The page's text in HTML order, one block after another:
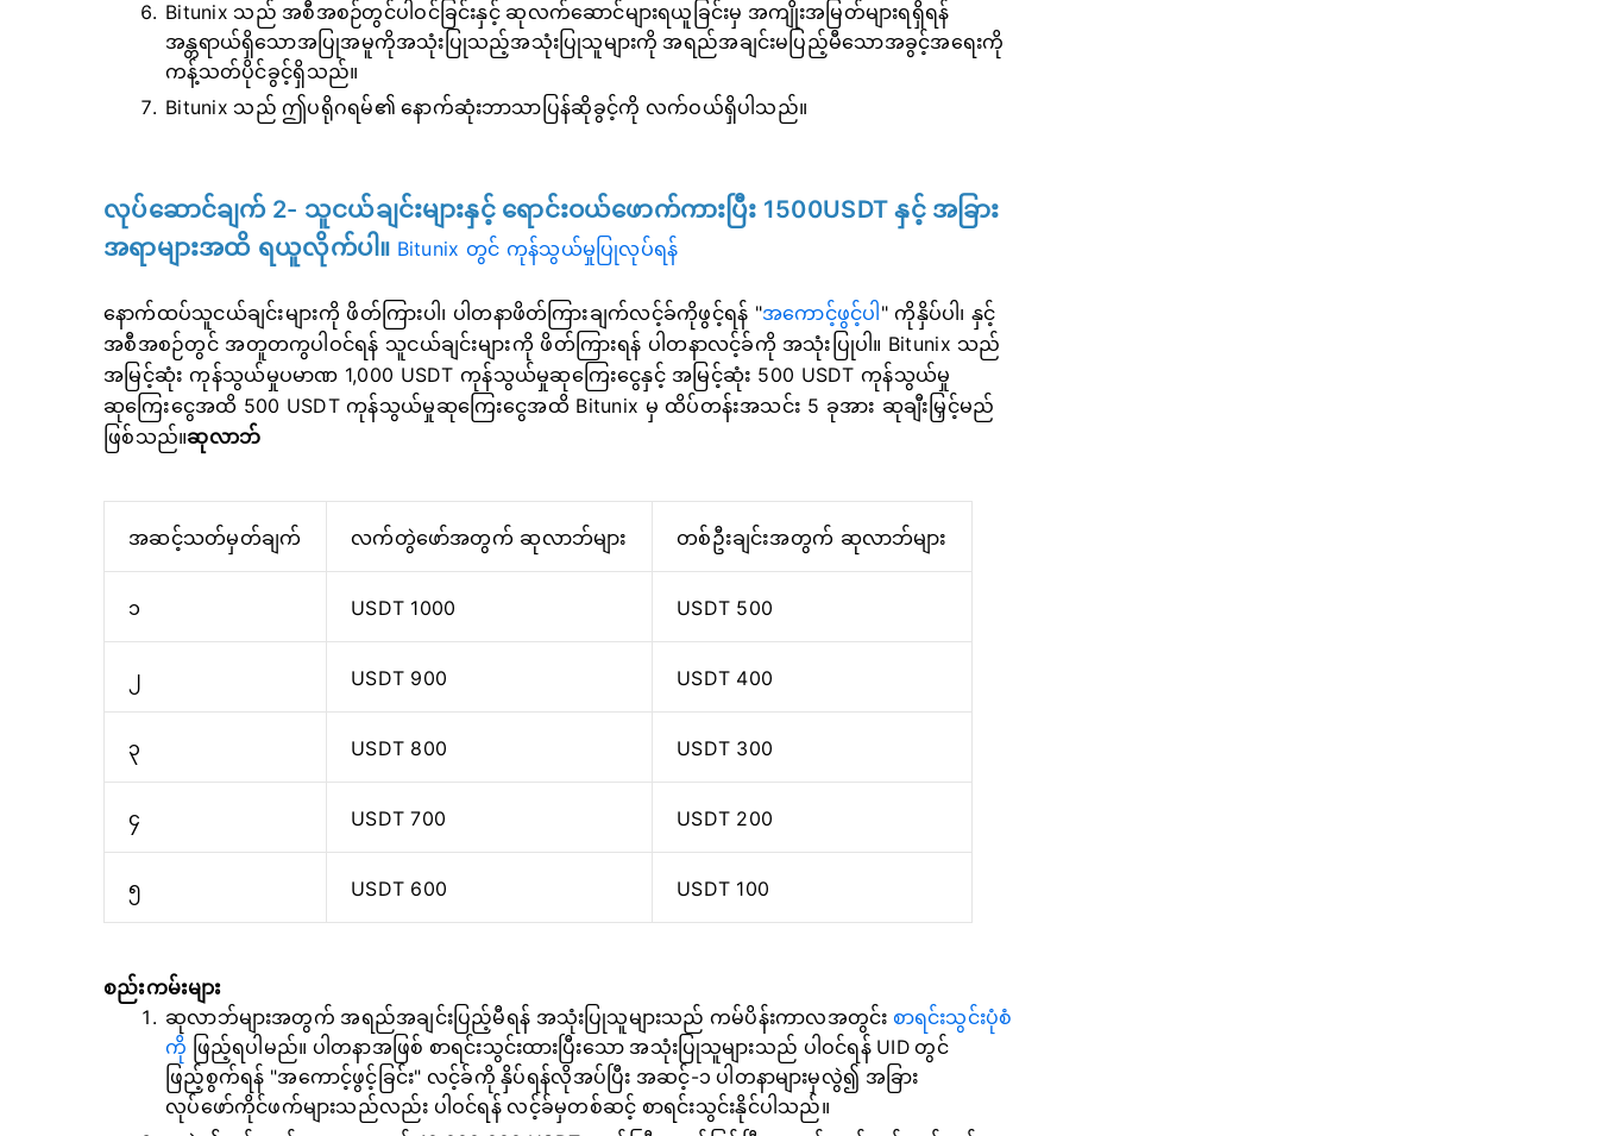
Bitunix သည် အစီအစဉ်တွင်ပါဝင်ခြင်းနှင့် ဆုလက်ဆောင်များရယူခြင်းမှ အကျိုးအမြတ်များရရှိရန်
အန္တရာယ်ရှိသောအပြုအမူကိုအသုံးပြုသည့်အသုံးပြုသူများကို အရည်အချင်းမပြည့်မီသောအခွင့်အရေးကို
ကန့်သတ်ပိုင်ခွင့်ရှိသည်။
Bitunix သည် ဤပရိုဂရမ်၏ နောက်ဆုံးဘာသာပြန်ဆိုခွင့်ကို လက်ဝယ်ရှိပါသည်။
လုပ်ဆောင်ချက် 2- သူငယ်ချင်းများနှင့် ရောင်းဝယ်ဖောက်ကားပြီး 1500USDT နှင့် အခြား
အရာများအထိ ရယူလိုက်ပါ။ Bitunix တွင် ကုန်သွယ်မှုပြုလုပ်ရန်
နောက်ထပ်သူငယ်ချင်းများကို ဖိတ်ကြားပါ ၊ ပါတနာဖိတ်ကြားချက်လင့်ခ်ကိုဖွင့်ရန် "အကောင့်ဖွင့်ပါ " ကိုနှိပ်ပါ၊ နှင့်
အစီအစဉ်တွင် အတူတကွပါဝင်ရန် သူငယ်ချင်းများကို ဖိတ်ကြားရန် ပါတနာလင့်ခ်ကို အသုံးပြုပါ။ Bitunix သည်
အမြင့်ဆုံး ကုန်သွယ်မှုပမာဏ 1,000 USDT ကုန်သွယ်မှုဆုကြေးငွေနှင့် အမြင့်ဆုံး 500 USDT ကုန်သွယ်မှု
ဆုကြေးငွေအထိ 500 USDT ကုန်သွယ်မှုဆုကြေးငွေအထိ Bitunix မှ ထိပ်တန်းအသင်း 5 ခုအား ဆုချီးမြှင့်မည်
ဖြစ်သည်။ဆုလာဘ်
အဆင့်သတ်မှတ်ချက် လက်တွဲဖော်အတွက် ဆုလာဘ်များ တစ်ဦးချင်းအတွက် ဆုလာဘ်များ
၁ USDT 1000 USDT 500
၂ USDT 900 USDT 400
၃ USDT 800 USDT 300
၄ USDT 700 USDT 200
၅ USDT 600 USDT 100
စည်းကမ်းများ
ဆုလာဘ်များအတွက် အရည်အချင်းပြည့်မီရန် အသုံးပြုသူများသည် ကမ်ပိန်းကာလအတွင်း စာရင်းသွင်းပုံစံ
ကို ဖြည့်ရပါမည်။ ပါတနာအဖြစ် စာရင်းသွင်းထားပြီးသော အသုံးပြုသူများသည် ပါဝင်ရန် UID တွင်
ဖြည့်စွက်ရန် "အကောင့်ဖွင့်ခြင်း" လင့်ခ်ကို နှိပ်ရန်လိုအပ်ပြီး အဆင့်-၁ ပါတနာများမှလွဲ၍ အခြား
လုပ်ဖော်ကိုင်ဖက်များသည်လည်း ပါဝင်ရန် လင့်ခ်မှတစ်ဆင့် စာရင်းသွင်းနိုင်ပါသည်။